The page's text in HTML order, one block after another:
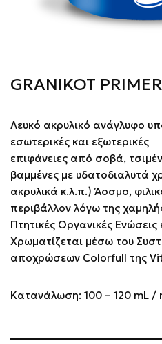
GRANIKOT PRIMER
Λευκό ακρυλικό ανάγλυφο
εσωτερικές και εξωτερικές
επιφάνειες από σοβά,
βαμμένες με υδατοδιαλυτά
ακρυλικά κ.λ.π.) Άοσμο,
περιβάλλον λόγω της
Πτητικές Οργανικές Ενώσεις
Χρωματίζεται μέσω του
αποχρώσεων Colorfull της
Κατανάλωση: 100 – 120 mL /